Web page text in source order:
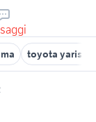
toyota yaris